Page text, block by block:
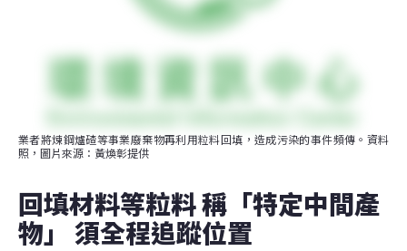
業者將煉鋼爐碴等事業廢棄物再利用粒料回填，造成污染的事件頻傳。資料
照，圖片來源：黃煥彰提供
回填材料等粒料 稱「特定中間產
物」 須全程追蹤位置